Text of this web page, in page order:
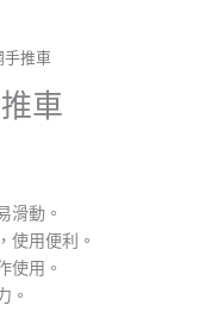
推車
車
滑動。
使用便利。
使用。
。